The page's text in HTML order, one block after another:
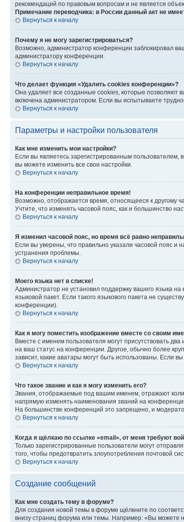
рекомендаций по правовым вопросам и не является
Примечание переводчика: в России данный акт не
Вернуться к началу
Почему я не могу зарегистрироваться?
Возможно, администратор конференции заблокировал
администратору конференции.
Вернуться к началу
Что делает функция «Удалить cookies конференции»?
Она удаляет все созданные cookies, которые позволяют
включена администратором. Если вы испытываете
Вернуться к началу
Параметры и настройки пользователя
Как мне изменить мои настройки?
Если вы являетесь зарегистрированным
вы можете изменить все свои настройки.
Вернуться к началу
На конференции неправильное время!
Возможно, отображается время, относящееся к другому
Учтите, что изменять часовой пояс, как и большинство
Вернуться к началу
Я изменил часовой пояс, но время всё равно
Если вы уверены, что правильно указали часовой пояс
устранения проблемы.
Вернуться к началу
Моего языка нет в списке!
Администратор не установил поддержку вашего языка
языковой пакет. Если такого языкового пакета не
конференции).
Вернуться к началу
Как я могу поместить изображение вместе со своим
Вместе с именем пользователя могут присутствовать
на ваш статус на конференции. Другое, обычно более
зависит, какие аватары могут быть использованы. Если
Вернуться к началу
Что такое звание и как я могу изменить его?
Звания, отображаемые под вашим именем, отражают
напрямую изменять наименования званий на
На большинстве конференций это запрещено, и
Вернуться к началу
Когда я щёлкаю по ссылке «email», от меня требуют
Только зарегистрированные пользователи могут
того, чтобы предотвратить злоупотребления почтовой
Вернуться к началу
Создание сообщений
Как мне создать тему в форуме?
Для создания новой темы в форуме щёлкните по
внизу страниц форума или темы. Например: «Вы можете